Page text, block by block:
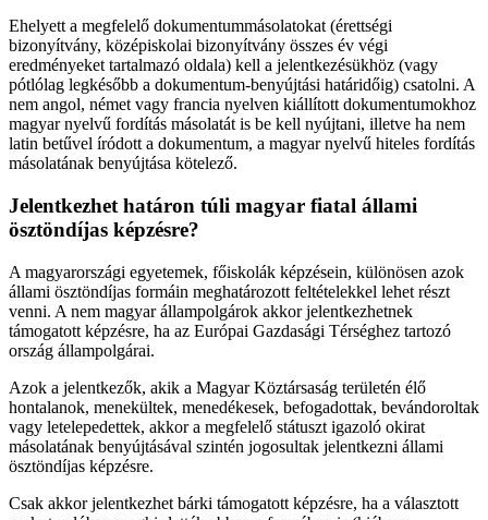
Ehelyett a megfelelő dokumentummásolatokat (érettségi
bizonyítvány, középiskolai bizonyítvány összes év végi
eredményeket tartalmazó oldala) kell a jelentkezésükhöz (vagy
pótlólag legkésőbb a dokumentum-benyújtási határidőig) csatolni. A
nem angol, német vagy francia nyelven kiállított dokumentumokhoz
magyar nyelvű fordítás másolatát is be kell nyújtani, illetve ha nem
latin betűvel íródott a dokumentum, a magyar nyelvű hiteles fordítás
másolatának benyújtása kötelező.
Jelentkezhet határon túli magyar fiatal állami
ösztöndíjas képzésre?
A magyarországi egyetemek, főiskolák képzésein, különösen azok
állami ösztöndíjas formáin meghatározott feltételekkel lehet részt
venni. A nem magyar állampolgárok akkor jelentkezhetnek
támogatott képzésre, ha az Európai Gazdasági Térséghez tartozó
ország állampolgárai.
Azok a jelentkezők, akik a Magyar Köztársaság területén élő
hontalanok, menekültek, menedékesek, befogadottak, bevándoroltak
vagy letelepedettek, akkor a megfelelő státuszt igazoló okirat
másolatának benyújtásával szintén jogosultak jelentkezni állami
ösztöndíjas képzésre.
Csak akkor jelentkezhet bárki támogatott képzésre, ha a választott